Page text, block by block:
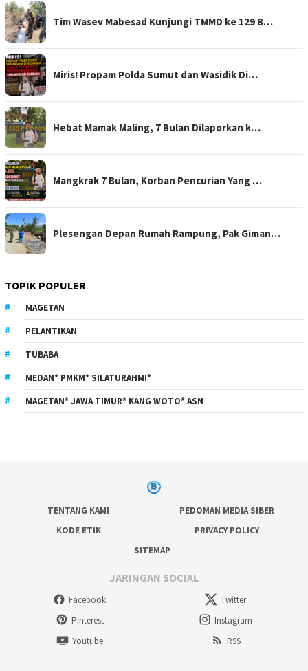
Tim Wasev Mabesad Kunjungi TMMD ke 129 B…
Miris! Propam Polda Sumut dan Wasidik Di…
Hebat Mamak Maling, 7 Bulan Dilaporkan k…
Mangkrak 7 Bulan, Korban Pencurian Yang …
Plesengan Depan Rumah Rampung, Pak Giman…
TOPIK POPULER
MAGETAN
PELANTIKAN
TUBABA
MEDAN* PMKM* SILATURAHMI*
MAGETAN* JAWA TIMUR* KANG WOTO* ASN
TENTANG KAMI
PEDOMAN MEDIA SIBER
KODE ETIK
PRIVACY POLICY
SITEMAP
JARINGAN SOCIAL
Facebook
Twitter
Pinterest
Instagram
Youtube
RSS